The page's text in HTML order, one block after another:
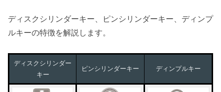
ディスクシリンダーキー、ピンシリンダーキー、ディンプ
ルキーの特徴を解説します。
ディスクシリンダー
キー
ピンシリンダーキー ディンプルキー